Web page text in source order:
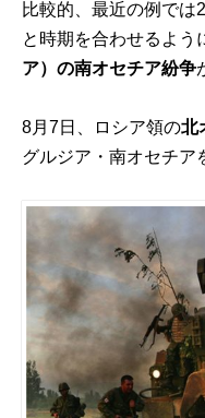
比較的、最近の例では
と時期を合わせるよう
ア）の南オセチア紛争
8月7日、ロシア領の北
グルジア・南オセチア